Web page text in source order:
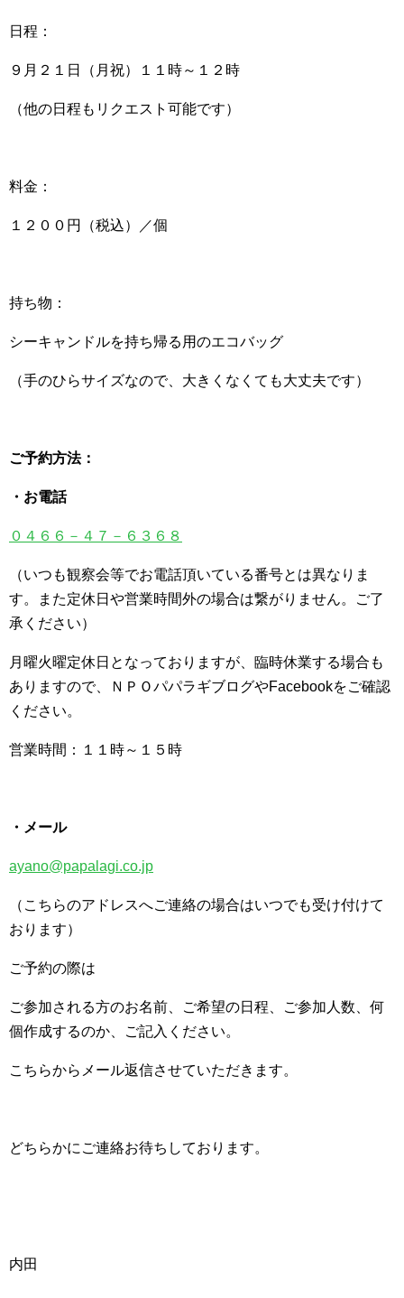
日程：
９月２１日（月祝）１１時～１２時
（他の日程もリクエスト可能です）
料金：
１２００円（税込）／個
持ち物：
シーキャンドルを持ち帰る用のエコバッグ
（手のひらサイズなので、大きくなくても大丈夫です）
ご予約方法：
・お電話
０４６６－４７－６３６８
（いつも観察会等でお電話頂いている番号とは異なりま
す。また定休日や営業時間外の場合は繋がりません。ご了
承ください）
月曜火曜定休日となっておりますが、臨時休業する場合も
ありますので、ＮＰＯパパラギブログやFacebookをご確認
ください。
営業時間：１１時～１５時
・メール
ayano@papalagi.co.jp
（こちらのアドレスへご連絡の場合はいつでも受け付けて
おります）
ご予約の際は
ご参加される方のお名前、ご希望の日程、ご参加人数、何
個作成するのか、ご記入ください。
こちらからメール返信させていただきます。
どちらかにご連絡お待ちしております。
内田